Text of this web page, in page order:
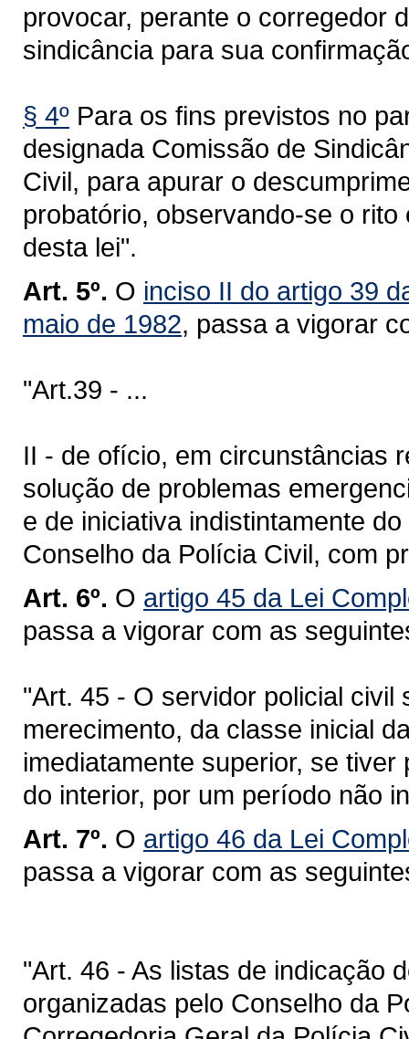
provocar, perante o corregedor
sindicância para sua
§ 4º Para os fins previstos no
designada Comissão de
Civil, para apurar o
probatório, observando-se o
desta lei".
Art. 5º. O inciso II do artigo 39
maio de 1982, passa a vigorar
"Art.39 - ...
II - de ofício, em circunstâncias
solução de problemas
e de iniciativa indistintamente
Conselho da Polícia Civil, com
Art. 6º. O artigo 45 da Lei
passa a vigorar com as
"Art. 45 - O servidor policial
merecimento, da classe inicial
imediatamente superior, se
do interior, por um período não
Art. 7º. O artigo 46 da Lei
passa a vigorar com as
"Art. 46 - As listas de indicação
organizadas pelo Conselho da